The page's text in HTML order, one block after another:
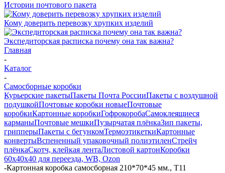
Истории почтового пакета
Кому доверить перевозку хрупких изделий
Экспедиторская расписка почему она так важна?
Главная
-
Каталог
-
Самосборные коробки
Курьерские пакетыПакеты Почта РоссииПакеты с воздушной
подушкойПочтовые коробки новыеПочтовые
коробкиКартонные коробкиГофрокоробаСамоклеящиеся
карманыПочтовые мешкиПузырчатая плёнкаЗип пакеты,
грипперыПакеты с бегункомТермоэтикеткиКартонные
конвертыВспененный упаковочный полиэтиленСтрейч
плёнкаСкотч, клейкая лентаЛистовой картонКоробки
60х40х40 для переезда, WB, Ozon
-Картонная коробка самосборная 210*70*45 мм., Т11